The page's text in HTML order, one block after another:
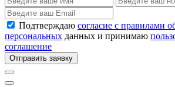
Подтверждаю согласие с правилами
персональных данных и принимаю
соглашение
Отправить заявку